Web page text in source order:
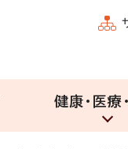
健康・医療